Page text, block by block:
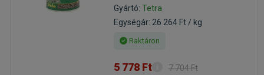
Gyártó: Tetra
Egységár: 26 264 Ft / kg
Raktáron
5 778 Ft 7 704 Ft